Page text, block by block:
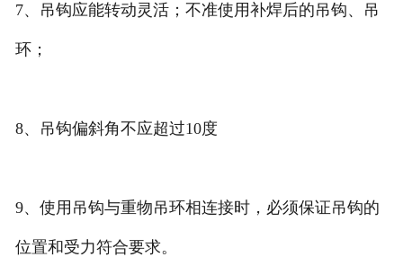
7、吊钩应能转动灵活；不准使用补焊后的吊钩、吊
环；
8、吊钩偏斜角不应超过10度
9、使用吊钩与重物吊环相连接时，必须保证吊钩的
位置和受力符合要求。